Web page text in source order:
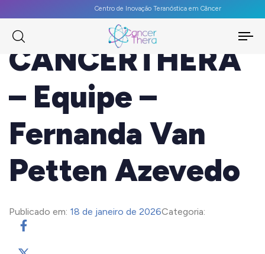
Centro de Inovação Teranóstica em Câncer
CANCERTHERA
– Equipe –
Fernanda Van
Petten Azevedo
Publicado em: 18 de janeiro de 2026Categoria: